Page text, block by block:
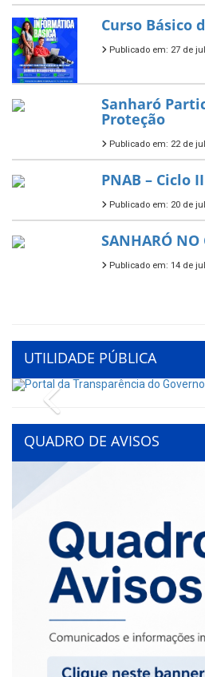
Curso Básico
Publicado em: 27 de
Sanharó
Proteção
Publicado em: 22 de
PNAB – Ciclo II
Publicado em: 20 de
SANHARÓ NO
Publicado em: 14 de
UTILIDADE PÚBLICA
Previous
QUADRO DE AVISOS